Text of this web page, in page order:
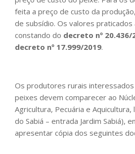
feita a preço de custo da
de subsídio. Os valores praticados
constando do decreto nº 20.436/
decreto nº 17.999/2019.
Os produtores rurais
peixes devem comparecer ao
Agricultura, Pecuária e Aquicultura,
do Sabiá – entrada Jardim Sabiá),
apresentar cópia dos seguintes